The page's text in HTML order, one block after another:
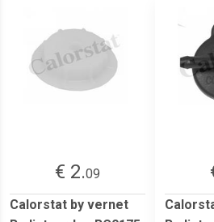
€ 2.09
Calorstat by vernet